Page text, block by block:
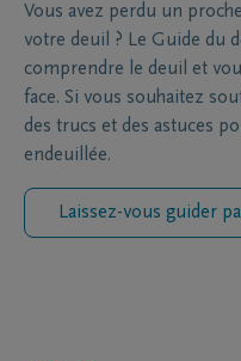
Vous avez perdu un
votre deuil ? Le Guide du
comprendre le deuil et
face. Si vous souhaitez
des trucs et des astuces
endeuillée.
Laissez-vous guider